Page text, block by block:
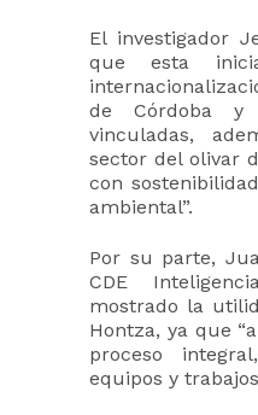
El investigador
que esta
de Córdoba y
vinculadas,
sector del olivar
con
ambiental”.
Por su parte,
CDE
mostrado la
Hontza, ya que
proceso
equipos y